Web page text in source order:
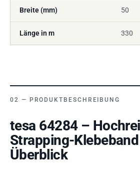
Breite (mm) 50
Länge in m 330
PRODUKTBESCHREIBUNG
tesa 64284 –
Strapping-
Überblick